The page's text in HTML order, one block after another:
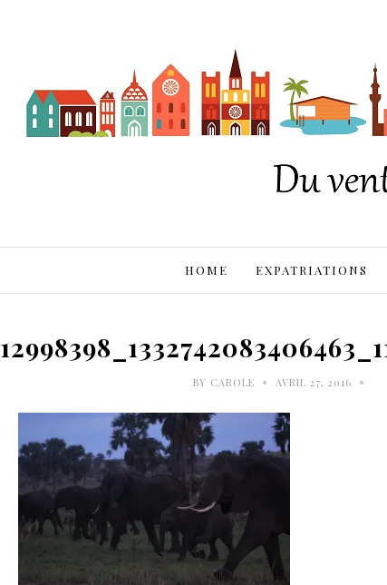
HOME EXPATRIATIONS
BY CAROLE • AVRIL 27, 2016 •